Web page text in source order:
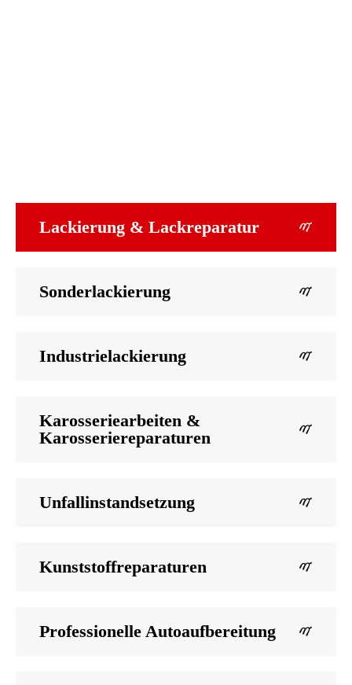
Lackierung & Lackreparatur
Sonderlackierung
Industrielackierung
Karosseriearbeiten &
Karosseriereparaturen
Unfallinstandsetzung
Kunststoffreparaturen
Professionelle Autoaufbereitung